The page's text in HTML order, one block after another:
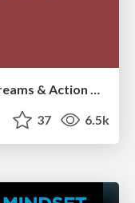
Exploring the Power of Turbo Streams & Action Cable | RailsConf2023
37 6.5k